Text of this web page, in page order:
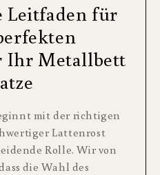
für
Ihr Metallbett
mit der richtigen
Lattenrost
Rolle. Wir von
die Wahl des